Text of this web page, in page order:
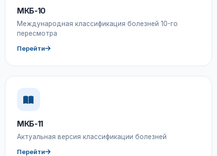
МКБ-10
Международная классификация болезней 10-го
пересмотра
Перейти
МКБ-11
Актуальная версия классификации болезней
Перейти